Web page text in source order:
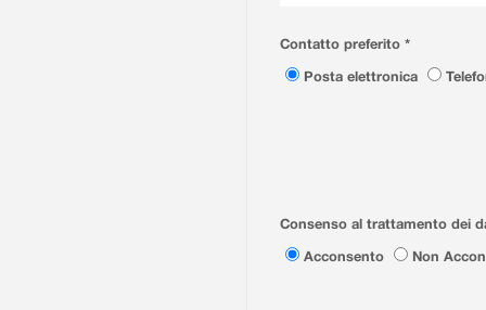
Contatto preferito *
Posta elettronica
Consenso al trattamento dei
Acconsento
Non